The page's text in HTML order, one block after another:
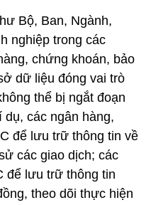
Bộ, Ban, Ngành,
nghiệp trong các
chứng khoán, bảo
dữ liệu đóng vai trò
thể bị ngắt đoạn
các ngân hàng,
để lưu trữ thông tin về
các giao dịch; các
để lưu trữ thông tin
theo dõi thực hiện